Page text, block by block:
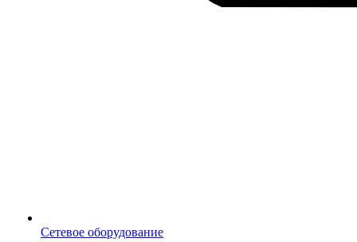
Сетевое оборудование